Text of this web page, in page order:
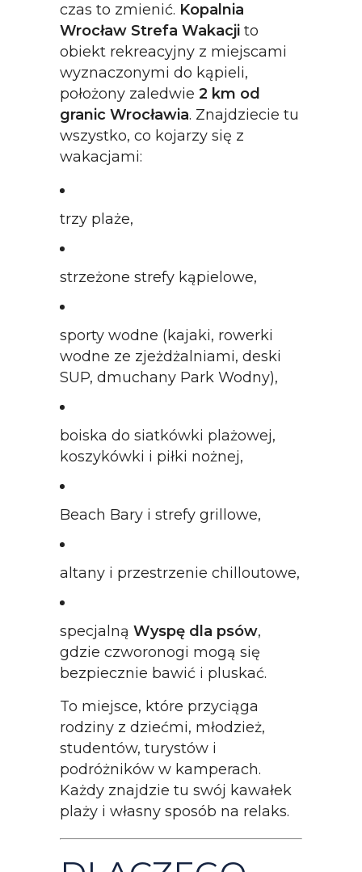
czas to zmienić. Kopalnia
Wrocław Strefa Wakacji to
obiekt rekreacyjny z miejscami
wyznaczonymi do kąpieli,
położony zaledwie 2 km od
granic Wrocławia. Znajdziecie tu
wszystko, co kojarzy się z
wakacjami:
trzy plaże,
strzeżone strefy kąpielowe,
sporty wodne (kajaki, rowerki
wodne ze zjeżdżalniami, deski
SUP, dmuchany Park Wodny),
boiska do siatkówki plażowej,
koszykówki i piłki nożnej,
Beach Bary i strefy grillowe,
altany i przestrzenie chilloutowe,
specjalną Wyspę dla psów,
gdzie czworonogi mogą się
bezpiecznie bawić i pluskać.
To miejsce, które przyciąga
rodziny z dziećmi, młodzież,
studentów, turystów i
podróżników w kamperach.
Każdy znajdzie tu swój kawałek
plaży i własny sposób na relaks.